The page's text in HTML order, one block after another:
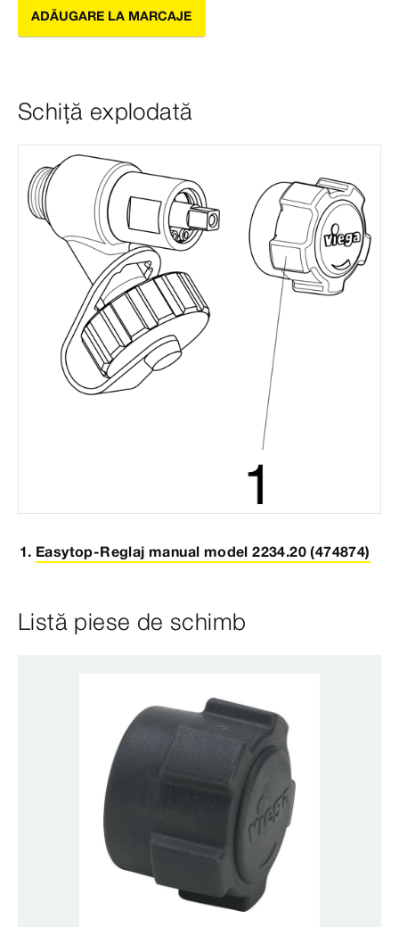
ADĂUGARE LA MARCAJE
Schiță explodată
Easytop-Reglaj manual model 2234.20 (474874)
Listă piese de schimb